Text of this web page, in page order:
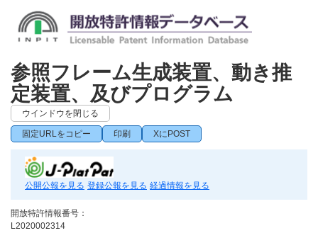
参照フレーム生成装置、動き推
定装置、及びプログラム
ウインドウを閉じる
固定URLをコピー 印刷 XにPOST
公開公報を見る 登録公報を見る 経過情報を見る
開放特許情報番号：
L2020002314